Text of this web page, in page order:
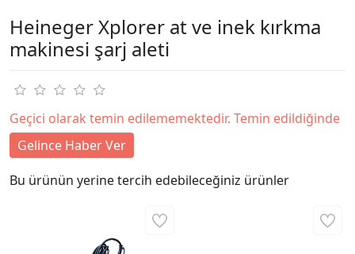
Heineger Xplorer at ve inek kırkma
makinesi şarj aleti
Geçici olarak temin edilememektedir. Temin edildiğinde
Gelince Haber Ver
Bu ürünün yerine tercih edebileceğiniz ürünler